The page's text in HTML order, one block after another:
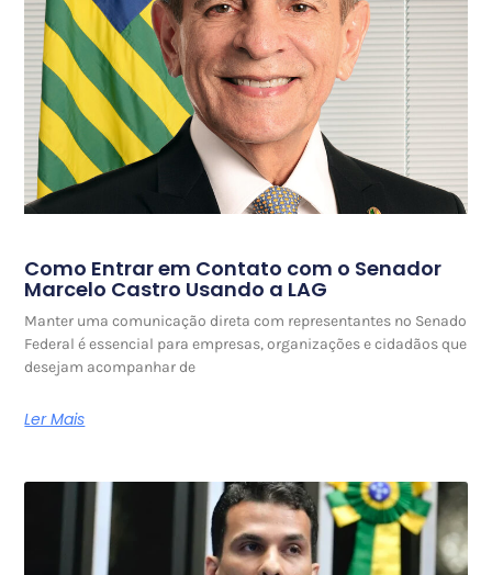
Como Entrar em Contato com o Senador
Marcelo Castro Usando a LAG
Manter uma comunicação direta com representantes no Senado
Federal é essencial para empresas, organizações e cidadãos que
desejam acompanhar de
Ler Mais